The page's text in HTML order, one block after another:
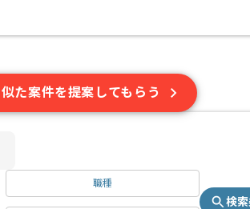
似た案件を提案してもらう
職種
検